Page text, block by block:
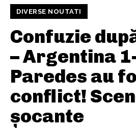
DIVERSE NOUTATI
Confuzie
– Argentina
Paredes au
conflict!
șocante